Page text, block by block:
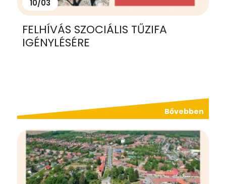
10/03
FELHÍVÁS SZOCIÁLIS TŰZIFA
IGÉNYLÉSÉRE
Bővebben